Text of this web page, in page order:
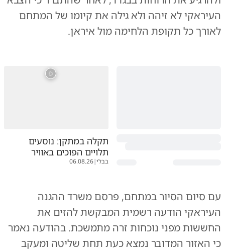
העיראקי לא זיהה ולא גילה את קיומו של המתחם
לאורך כל תקופת הלחימה מול איראן.
תקלה במתקן: נוסעים
תלויים הפוכים באוויר
בבלי|
06.08.26
עם סיום הסיור במתחם, פרסם משרד ההגנה
העיראקי הודעה רשמית המבקשת להזים את
החששות מפני נוכחות זרה מתמשכת. בהודעה נאמר
כי האזור המדובר נמצא כעת תחת שליטה ומעקב